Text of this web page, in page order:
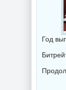
Год